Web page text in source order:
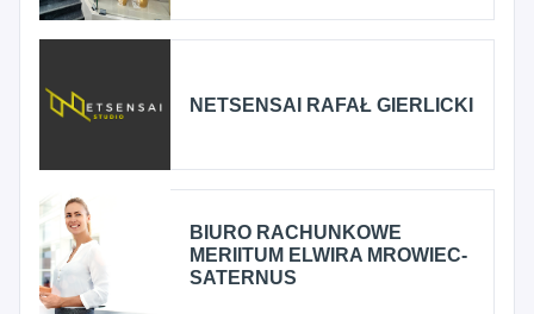
NETSENSAI RAFAŁ GIERLICKI
BIURO RACHUNKOWE
MERIITUM ELWIRA MROWIEC-
SATERNUS